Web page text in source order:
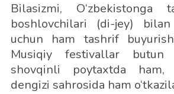
Bilasizmi, O‘zbekistonga
boshlovchilari (di-jey)
uchun ham tashrif
Musiqiy festivallar butun
shovqinli poytaxtda
dengizi sahrosida ham